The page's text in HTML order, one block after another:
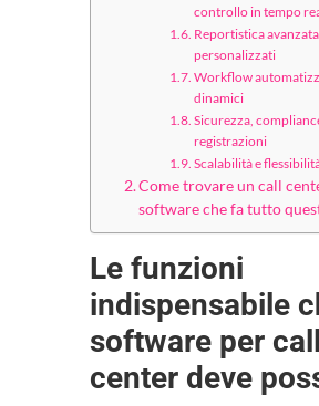
controllo in tempo
Reportistica avanzata
personalizzati
Workflow
dinamici
Sicurezza,
registrazioni
Scalabilità e
Come trovare un call
software che fa tutto
Le funzioni
indispensabile
software per call
center deve